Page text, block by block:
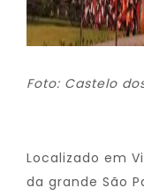
Foto: Castelo
Localizado em
da grande São